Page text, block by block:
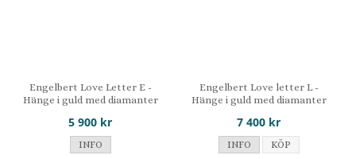
Engelbert Love Letter E -
Hänge i guld med diamanter
5 900 kr
INFO
Engelbert Love letter L -
Hänge i guld med diamanter
7 400 kr
INFO KÖP